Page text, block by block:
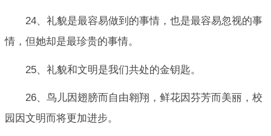
24、礼貌是最容易做到的事情，也是最容易忽视的事
情，但她却是最珍贵的事情。
25、礼貌和文明是我们共处的金钥匙。
26、鸟儿因翅膀而自由翱翔，鲜花因芬芳而美丽，校
园因文明而将更加进步。